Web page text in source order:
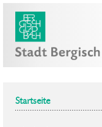
Startseite